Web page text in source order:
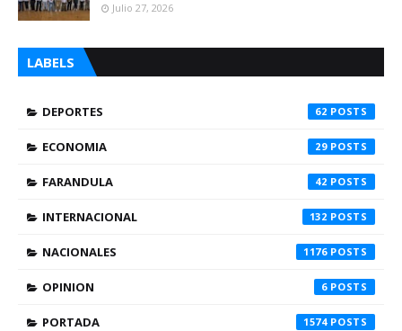
Julio 27, 2026
LABELS
DEPORTES 62
ECONOMIA 29
FARANDULA 42
INTERNACIONAL 132
NACIONALES 1176
OPINION 6
PORTADA 1574